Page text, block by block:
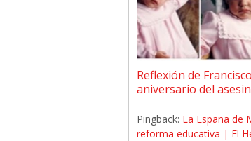
Reflexión de
aniversario del
Pingback: La España de
reforma educativa | El